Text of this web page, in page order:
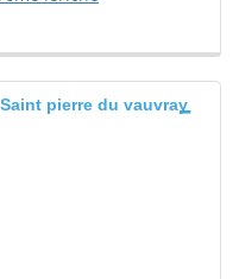
pierre du vauvray